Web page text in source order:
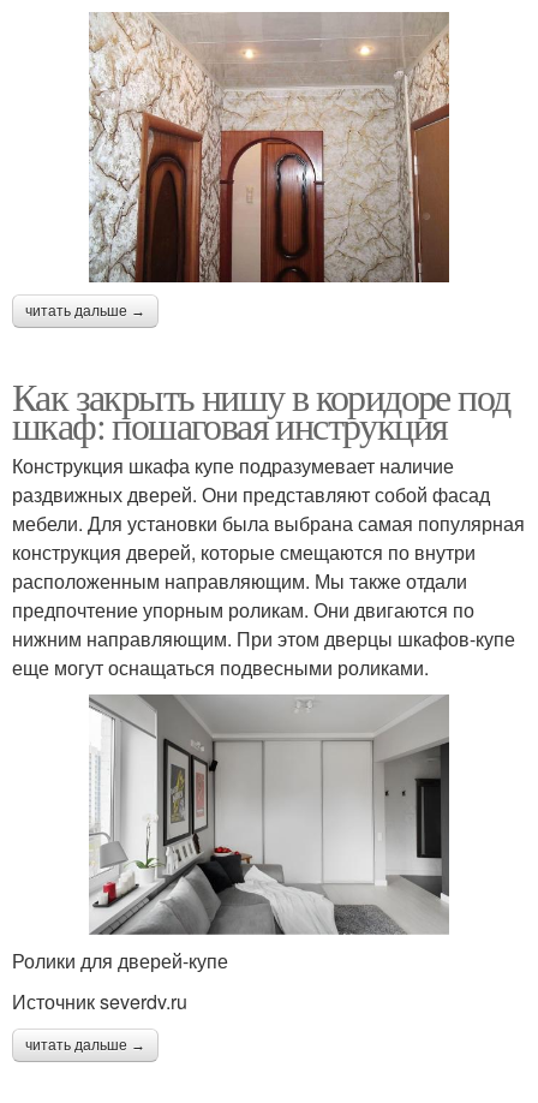
читать дальше →
Как закрыть нишу в коридоре под
шкаф: пошаговая инструкция
Конструкция шкафа купе подразумевает наличие
раздвижных дверей. Они представляют собой фасад
мебели. Для установки была выбрана самая популярная
конструкция дверей, которые смещаются по внутри
расположенным направляющим. Мы также отдали
предпочтение упорным роликам. Они двигаются по
нижним направляющим. При этом дверцы шкафов-купе
еще могут оснащаться подвесными роликами.
Ролики для дверей-купе
Источник severdv.ru
читать дальше →